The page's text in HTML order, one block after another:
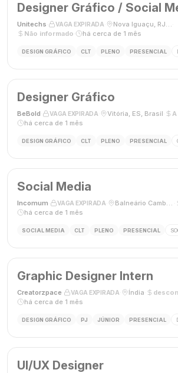
Designer Gráfico / Social
Unitechs VAGA EXPIRADA Nova Iguaçu, RJ, Brasil
Não informado
há cerca de 1 mês
DESIGN GRÁFICO CLT PLENO PRESENCIAL
Designer Gráfico
BeBold VAGA EXPIRADA Vitória, ES, Brasil
há cerca de 1 mês
DESIGN GRÁFICO CLT PLENO PRESENCIAL
Social Media
Incomum VAGA EXPIRADA Balneário Camboriú, SC
há cerca de 1 mês
SOCIAL MEDIA CLT PLENO PRESENCIAL
Graphic Designer Intern
Creatorzpace VAGA EXPIRADA Índia
há cerca de 1 mês
DESIGN GRÁFICO PJ JÚNIOR PRESENCIAL
UI/UX Designer